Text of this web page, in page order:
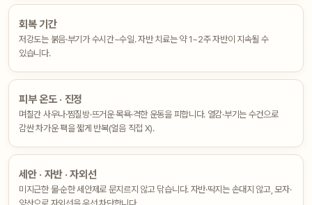
회복 기간
저강도는 붉음·부기가 수시간~수일. 자반 치료는 약 1~2주 자반이 지속될 수
있습니다.
피부 온도 · 진정
며칠간 사우나·찜질방·뜨거운 목욕·격한 운동을 피합니다. 열감·부기는 수건으로
감싼 차가운 팩을 짧게 반복(얼음 직접 X).
세안 · 자반 · 자외선
미지근한 물·순한 세안제로 문지르지 않고 닦습니다. 자반·딱지는 손대지 않고, 모자·